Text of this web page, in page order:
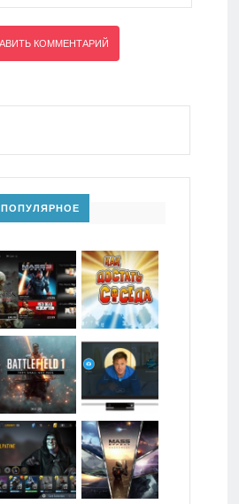
ПОПУЛЯРНОЕ